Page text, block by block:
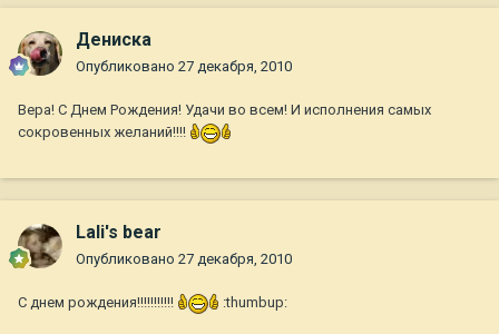
Дениска
Опубликовано 27 декабря, 2010
Вера! С Днем Рождения! Удачи во всем! И исполнения самых
сокровенных желаний!!!!
Lali's bear
Опубликовано 27 декабря, 2010
С днем рождения!!!!!!!!!!! :thumbup: